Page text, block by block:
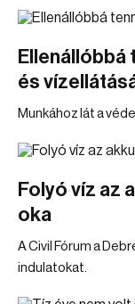
Ellenállóbbá
és
Munkához lát a
Folyó víz az
oka
A Civil Fórum a
indulatokat.